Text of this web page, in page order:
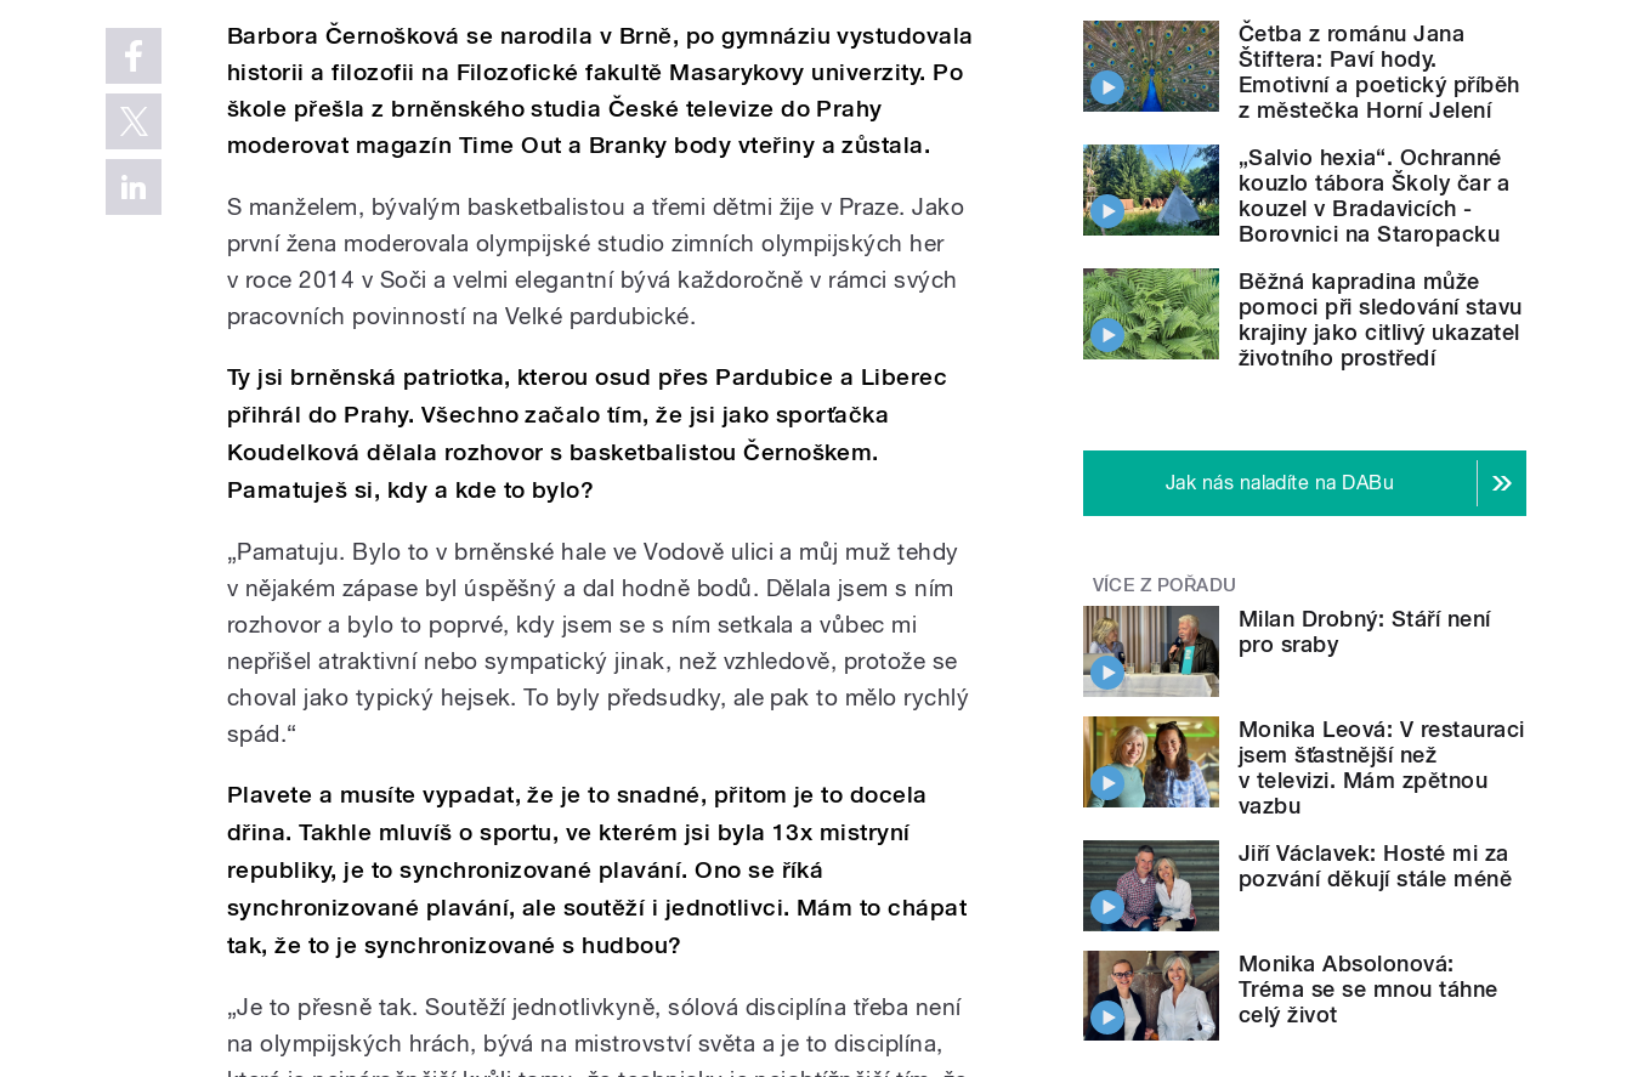
Barbora Černošková se narodila v Brně, po gymnáziu vystudovala
historii a filozofii na Filozofické fakultě Masarykovy univerzity. Po
škole přešla z brněnského studia České televize do Prahy
moderovat magazín Time Out a Branky body vteřiny a zůstala.
S manželem, bývalým basketbalistou a třemi dětmi žije v Praze. Jako
první žena moderovala olympijské studio zimních olympijských her
v roce 2014 v Soči a velmi elegantní bývá každoročně v rámci svých
pracovních povinností na Velké pardubické.
Ty jsi brněnská patriotka, kterou osud přes Pardubice a Liberec
přihrál do Prahy. Všechno začalo tím, že jsi jako sporťačka
Koudelková dělala rozhovor s basketbalistou Černoškem.
Pamatuješ si, kdy a kde to bylo?
„Pamatuju. Bylo to v brněnské hale ve Vodově ulici a můj muž tehdy
v nějakém zápase byl úspěšný a dal hodně bodů. Dělala jsem s ním
rozhovor a bylo to poprvé, kdy jsem se s ním setkala a vůbec mi
nepřišel atraktivní nebo sympatický jinak, než vzhledově, protože se
choval jako typický hejsek. To byly předsudky, ale pak to mělo rychlý
spád.“
Plavete a musíte vypadat, že je to snadné, přitom je to docela
dřina. Takhle mluvíš o sportu, ve kterém jsi byla 13x mistryní
republiky, je to synchronizované plavání. Ono se říká
synchronizované plavání, ale soutěží i jednotlivci. Mám to chápat
tak, že to je synchronizované s hudbou?
„Je to přesně tak. Soutěží jednotlivkyně, sólová disciplína třeba není
na olympijských hrách, bývá na mistrovství světa a je to disciplína,
Četba z románu Jana
Štiftera: Paví hody.
Emotivní a poetický příběh
z městečka Horní Jelení
„Salvio hexia“. Ochranné
kouzlo tábora Školy čar a
kouzel v Bradavicích -
Borovnici na Staropacku
Běžná kapradina může
pomoci při sledování stavu
krajiny jako citlivý ukazatel
životního prostředí
Jak nás naladíte na DABu
VÍCE Z POŘADU
Milan Drobný: Stáří není
pro sraby
Monika Leová: V restauraci
jsem šťastnější než
v televizi. Mám zpětnou
vazbu
Jiří Václavek: Hosté mi za
pozvání děkují stále méně
Monika Absolonová:
Tréma se se mnou táhne
celý život